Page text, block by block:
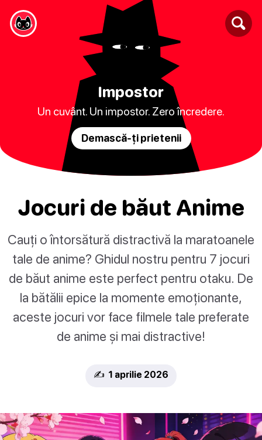
Impostor
Un cuvânt. Un impostor. Zero încredere.
Demască-ți prietenii
Jocuri de băut Anime
Cauți o întorsătură distractivă la maratoanele
tale de anime? Ghidul nostru pentru 7 jocuri
de băut anime este perfect pentru otaku. De
la bătălii epice la momente emoționante,
aceste jocuri vor face filmele tale preferate
de anime și mai distractive!
✍️ 1 aprilie 2026